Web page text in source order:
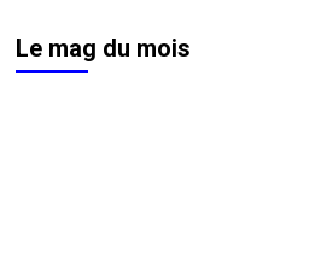
Le mag du mois